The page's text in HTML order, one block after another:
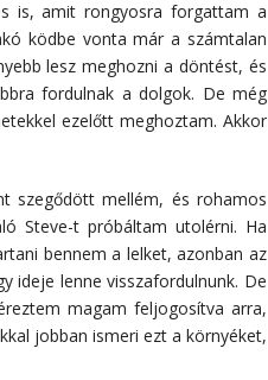
is, amit rongyosra forgattam a
ködbe vonta már a számtalan
lesz meghozni a döntést, és
fordulnak a dolgok. De még
ezelőtt meghoztam. Akkor
szegődött mellém, és rohamos
Steve-t próbáltam utolérni. Ha
bennem a lelket, azonban az
ideje lenne visszafordulnunk. De
magam feljogosítva arra,
jobban ismeri ezt a környéket,